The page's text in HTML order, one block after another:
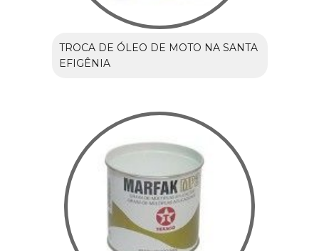
TROCA DE ÓLEO DE MOTO NA SANTA
EFIGÊNIA